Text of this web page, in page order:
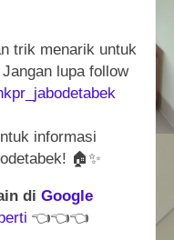
trik menarik untuk
lupa follow
informasi
🏠✨
di Google
👈👈👈